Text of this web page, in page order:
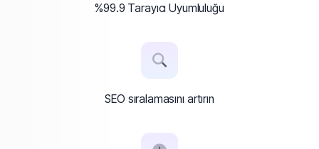
%99.9 Tarayıcı Uyumluluğu
SEO sıralamasını artırın